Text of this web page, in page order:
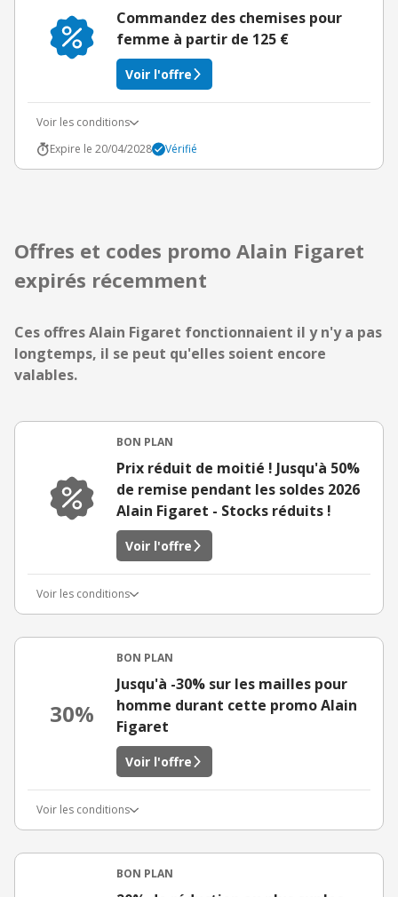
Commandez des chemises pour
femme à partir de 125 €
Voir l'offre
Voir les conditions
Expire le 20/04/2028
Vérifié
Offres et codes promo Alain Figaret
expirés récemment
Ces offres Alain Figaret fonctionnaient il y n'y a pas
longtemps, il se peut qu'elles soient encore
valables.
BON PLAN
Prix réduit de moitié ! Jusqu'à 50%
de remise pendant les soldes 2026
Alain Figaret - Stocks réduits !
Voir l'offre
Voir les conditions
30%
BON PLAN
Jusqu'à -30% sur les mailles pour
homme durant cette promo Alain
Figaret
Voir l'offre
Voir les conditions
BON PLAN